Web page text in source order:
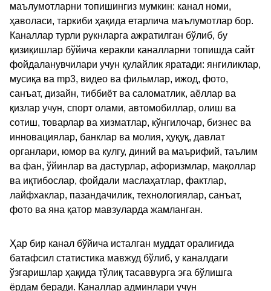
маълумотларни топишингиз мумкин: канал номи,
ҳаволаси, таркиби ҳақида етарлича маълумотлар бор.
Каналлар турли рукнларга ажратилган бўлиб, бу
қизиқишлар бўйича керакли каналларни топишда сайт
фойдаланувчилари учун қулайлик яратади: янгиликлар,
мусиқа ва mp3, видео ва фильмлар, ижод, фото,
санъат, дизайн, тиббиёт ва саломатлик, аёллар ва
қизлар учун, спорт олами, автомобиллар, олиш ва
сотиш, товарлар ва хизматлар, кўнгилочар, бизнес ва
инновациялар, банклар ва молия, ҳуқуқ, давлат
органлари, юмор ва кулгу, диний ва маърифий, таълим
ва фан, ўйинлар ва дастурлар, афоризмлар, мақоллар
ва иқтибослар, фойдали маслаҳатлар, фактлар,
лайфхаклар, пазандачилик, технологиялар, санъат,
фото ва яна қатор мавзуларда жамланган.
Ҳар бир канал бўйича исталган муддат оралиғида
батафсил статистика мавжуд бўлиб, у каналдаги
ўзгаришлар ҳақида тўлиқ тасаввурга эга бўлишга
ёрдам беради. Каналлар админлари учун